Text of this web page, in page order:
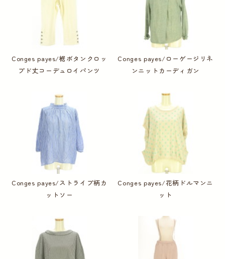
Conges payes/裾ボタンクロッ
プド丈コーデュロイパンツ
Conges payes/ローゲージリネ
ンニットカーディガン
Conges payes/ストライプ柄カ
ットソー
Conges payes/花柄ドルマンニ
ット